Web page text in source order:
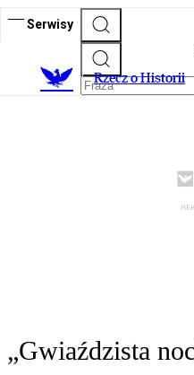
Serwisy
Rzecz o Historii
„Gwiaździsta